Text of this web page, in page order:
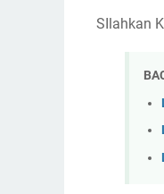
SIlahkan